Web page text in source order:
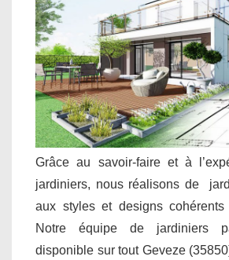
Grâce au savoir-faire et à
jardiniers, nous réalisons de
aux styles et designs cohérents
Notre équipe de jardiniers
disponible sur tout Geveze